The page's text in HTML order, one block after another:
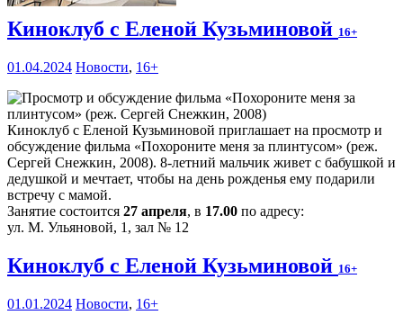
Киноклуб с Еленой Кузьминовой 16+
01.04.2024 Новости, 16+
Киноклуб с Еленой Кузьминовой приглашает на просмотр и
обсуждение фильма «Похороните меня за плинтусом» (реж.
Сергей Снежкин, 2008). 8-летний мальчик живет с бабушкой и
дедушкой и мечтает, чтобы на день рожденья ему подарили
встречу с мамой.
Занятие состоится 27 апреля, в 17.00 по адресу:
ул. М. Ульяновой, 1, зал № 12
Киноклуб с Еленой Кузьминовой 16+
01.01.2024 Новости, 16+